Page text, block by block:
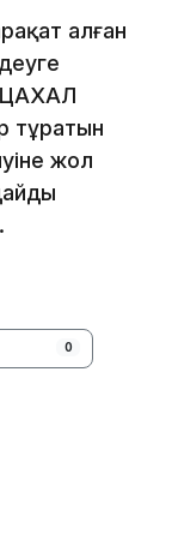
алған
ЦАХАЛ
тұратын
жол
0